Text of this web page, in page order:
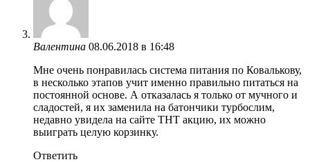
Валентина 08.06.2018 в 16:48
Мне очень понравилась система питания по Ковалькову,
в несколько этапов учит именно правильно питаться на
постоянной основе. А отказалась я только от мучного и
сладостей, я их заменила на батончики турбослим,
недавно увидела на сайте ТНТ акцию, их можно
выиграть целую корзинку.
Ответить